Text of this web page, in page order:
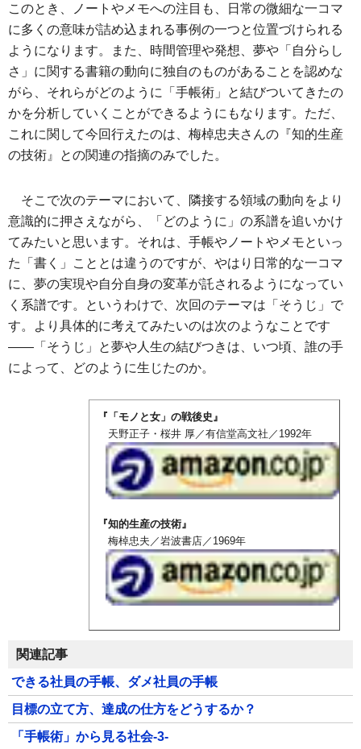
このとき、ノートやメモへの注目も、日常の微細な一コマ
に多くの意味が詰め込まれる事例の一つと位置づけられる
ようになります。また、時間管理や発想、夢や「自分らし
さ」に関する書籍の動向に独自のものがあることを認めな
がら、それらがどのように「手帳術」と結びついてきたの
かを分析していくことができるようにもなります。ただ、
これに関して今回行えたのは、梅棹忠夫さんの『知的生産
の技術』との関連の指摘のみでした。
そこで次のテーマにおいて、隣接する領域の動向をより
意識的に押さえながら、「どのように」の系譜を追いかけ
てみたいと思います。それは、手帳やノートやメモといっ
た「書く」こととは違うのですが、やはり日常的な一コマ
に、夢の実現や自分自身の変革が託されるようになってい
く系譜です。というわけで、次回のテーマは「そうじ」で
す。より具体的に考えてみたいのは次のようなことです
――「そうじ」と夢や人生の結びつきは、いつ頃、誰の手
によって、どのように生じたのか。
『「モノと女」の戦後史』
天野正子・桜井 厚／有信堂高文社／1992年
『知的生産の技術 』
梅棹忠夫 ／岩波書店／1969年
関連記事
できる社員の手帳、ダメ社員の手帳
目標の立て方、達成の仕方をどうするか？
「手帳術」から見る社会-3-